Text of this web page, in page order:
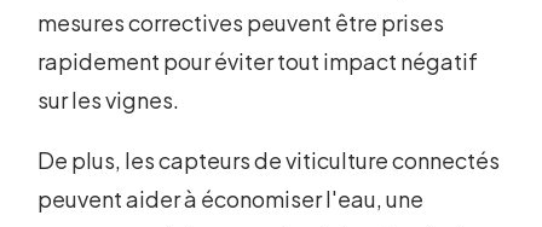
mesures correctives peuvent être prises
rapidement pour éviter tout impact négatif
sur les vignes.
De plus, les capteurs de viticulture connectés
peuvent aider à économiser l'eau, une